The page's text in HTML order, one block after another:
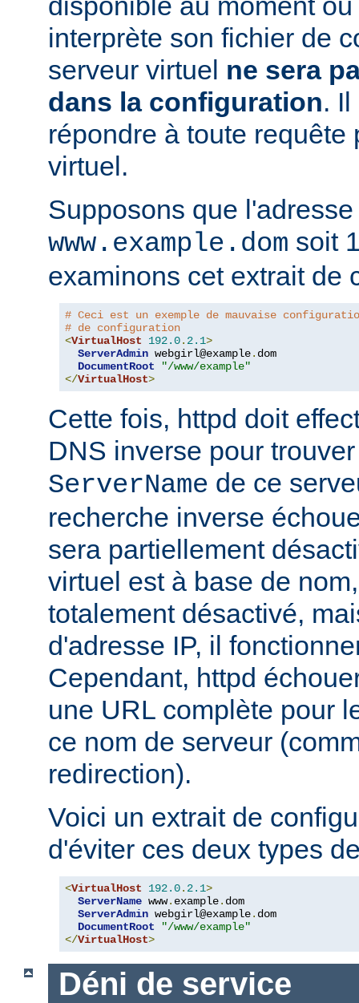
interprète son fichier de
serveur virtuel ne sera
dans la configuration.
répondre à toute requête
virtuel.
Supposons que
www.example.dom soit
examinons cet extrait de
# Ceci est un exemple de mauvaise
# de configuration
<VirtualHost 192.0. 2.1>
ServerAdmin webgirl@example. dom
DocumentRoot
"/www/example"
</VirtualHost>
Cette fois, httpd doit
DNS inverse pour
ServerName de ce
recherche inverse
sera partiellement
virtuel est à base de
totalement désactivé,
d'adresse IP, il
Cependant, httpd
une URL complète pour
ce nom de serveur
redirection).
Voici un extrait de
d'éviter ces deux types
<VirtualHost 192.0. 2.1>
ServerName www. example. dom
ServerAdmin webgirl@example. dom
DocumentRoot
"/www/example"
</VirtualHost>
Déni de service